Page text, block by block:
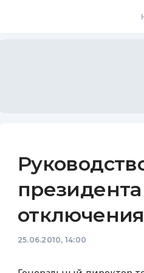
25.06.2010, 14:00